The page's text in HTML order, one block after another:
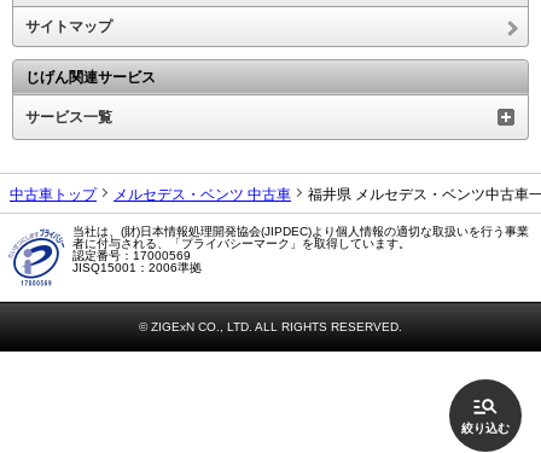
絞り込む
サイトマップ
じげん関連サービス
サービス一覧
中古車トップ メルセデス・ベンツ 中古車 福井県 メルセデス・ベンツ中古車
当社は、(財)日本情報処理開発協会(JIPDEC)より個人情報の適切な取扱いを行う事業
者に付与される、「プライバシーマーク」を取得しています。
認定番号：17000569
JISQ15001：2006準拠
© ZIGExN CO., LTD. ALL RIGHTS RESERVED.